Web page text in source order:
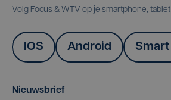
Volg Focus & WTV op je smartphone,
IOS Android Smart
Nieuwsbrief